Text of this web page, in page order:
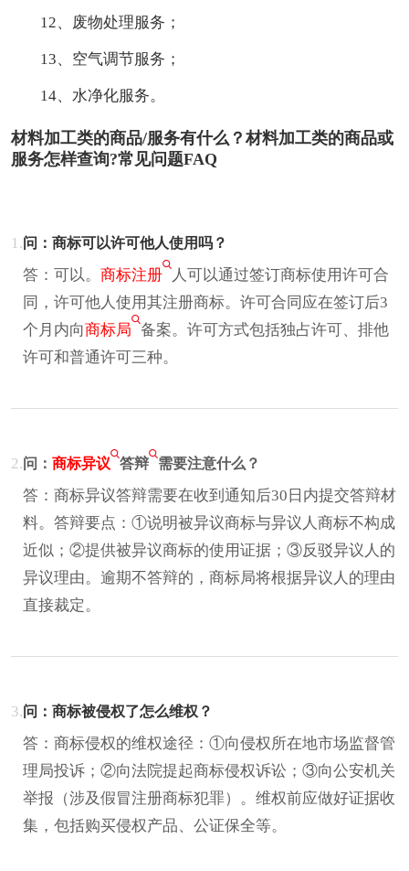
12、废物处理服务；
13、空气调节服务；
14、水净化服务。
材料加工类的商品/服务有什么？材料加工类的商品或
服务怎样查询?常见问题FAQ
1.问：商标可以许可他人使用吗？
答：可以。 商标注册
人可以通过签订商标使用许可合
同，许可他人使用其注册商标。许可合同应在签订后3
个月内向商标局 备案。许可方式包括独占许可、排他
许可和普通许可三种。
2.问： 商标异议 答辩 需要注意什么？
答：商标异议答辩需要在收到通知后30日内提交答辩材
料。答辩要点：①说明被异议商标与异议人商标不构成
近似；②提供被异议商标的使用证据；③反驳异议人的
异议理由。逾期不答辩的，商标局将根据异议人的理由
直接裁定。
3.问：商标被侵权了怎么维权？
答：商标侵权的维权途径：①向侵权所在地市场监督管
理局投诉；②向法院提起商标侵权诉讼；③向公安机关
举报（涉及假冒注册商标犯罪）。维权前应做好证据收
集，包括购买侵权产品、公证保全等。